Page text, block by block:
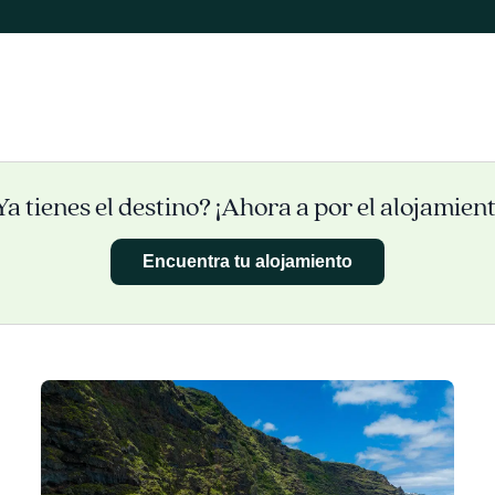
tienes el destino? ¡Ahora a por el
Encuentra tu alojamiento